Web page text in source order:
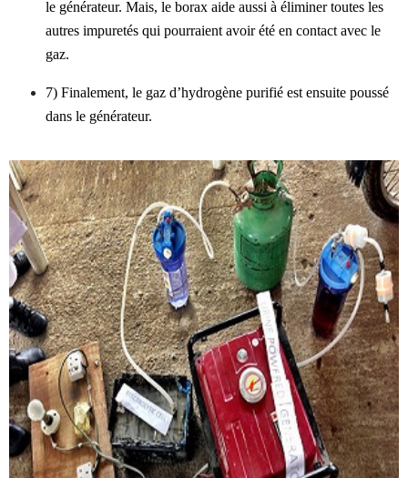
le générateur. Mais, le borax aide aussi à éliminer toutes les
autres impuretés qui pourraient avoir été en contact avec le
gaz.
7) Finalement, le gaz d’hydrogène purifié est ensuite poussé
dans le générateur.